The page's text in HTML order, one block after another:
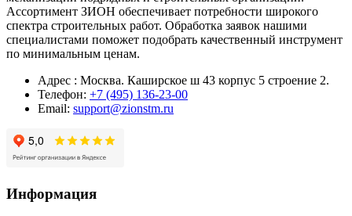
Ассортимент ЗИОН обеспечивает потребности широкого
спектра строительных работ. Обработка заявок нашими
специалистами поможет подобрать качественный инструмент
по минимальным ценам.
Адрес : Москва. Каширское ш 43 корпус 5 строение 2.
Телефон: +7 (495) 136-23-00
Email: support@zionstm.ru
Информация